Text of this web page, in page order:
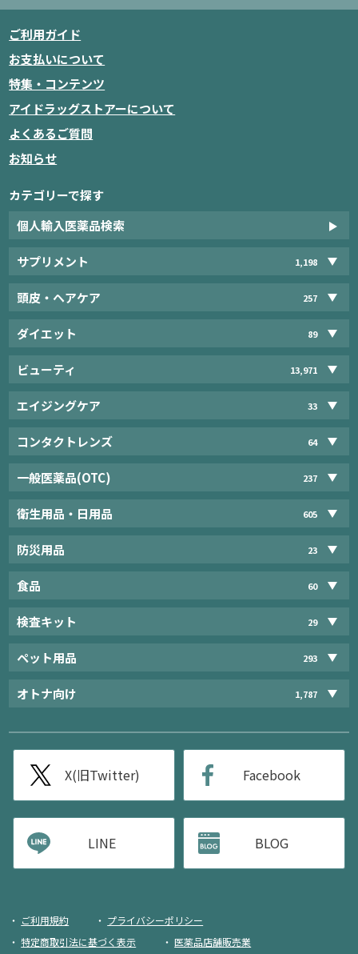
ご利用ガイド
お支払いについて
特集・コンテンツ
アイドラッグストアーについて
よくあるご質問
お知らせ
カテゴリーで探す
個人輸入医薬品検索
サプリメント 1,198
頭皮・ヘアケア 257
ダイエット 89
ビューティ 13,971
エイジングケア 33
コンタクトレンズ 64
一般医薬品(OTC) 237
衛生用品・日用品 605
防災用品 23
食品 60
検査キット 29
ペット用品 293
オトナ向け 1,787
X(旧Twitter) Facebook
LINE BLOG
ご利用規約
プライバシーポリシー
特定商取引法に基づく表示
医薬品店舗販売業